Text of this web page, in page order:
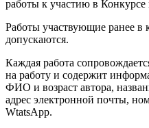
работы к участию в Конкурсе
Работы участвующие ранее в
допускаются.
Каждая работа
на работу и содержит
ФИО и возраст автора,
адрес электронной почты,
WtatsApp.